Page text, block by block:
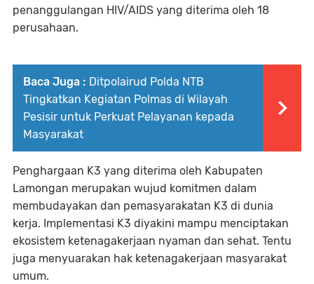
penanggulangan HIV/AIDS yang diterima oleh 18
perusahaan.
Baca Juga : Ditpolairud Polda NTB
Tingkatkan Kegiatan Polmas di Wilayah
Pesisir untuk Perkuat Pelayanan kepada
Masyarakat
Penghargaan K3 yang diterima oleh Kabupaten
Lamongan merupakan wujud komitmen dalam
membudayakan dan pemasyarakatan K3 di dunia
kerja. Implementasi K3 diyakini mampu menciptakan
ekosistem ketenagakerjaan nyaman dan sehat. Tentu
juga menyuarakan hak ketenagakerjaan masyarakat
umum.